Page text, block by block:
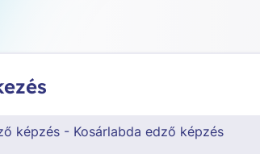
képzés - Kosárlabda edző képzés